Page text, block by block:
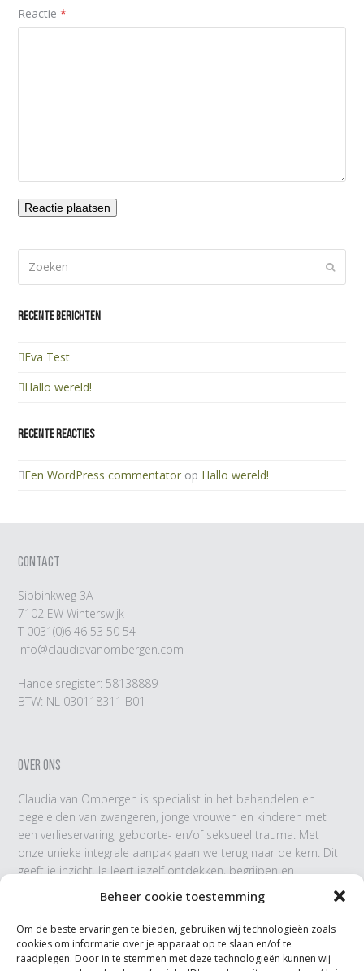
Beheer cookie toestemming
Om de beste ervaringen te bieden, gebruiken wij technologieën zoals
cookies om informatie over je apparaat op te slaan en/of te
raadplegen. Door in te stemmen met deze technologieën kunnen wij
Reactie*
Recente berichten
Eva Test
Hallo wereld!
Recente reacties
Een WordPress commentator op Hallo wereld!
CONTACT
Sibbinkweg 3A
7102 EW Winterswijk
T 0031(0)6 46 53 50 54
info@claudiavanombergen.com
Handelsregister: 58138889
BTW: NL 030118311 B01
OVER ONS
Claudia van Ombergen is specialist in het behandelen en
begeleiden van zwangeren, jonge vrouwen en kinderen met
een verlieservaring, geboorte- en/of seksueel trauma. Met
onze unieke integrale aanpak gaan we terug naar de kern. Dit
geeft je inzicht. Je leert jezelf ontdekken, begrijpen en
VOLG ONS